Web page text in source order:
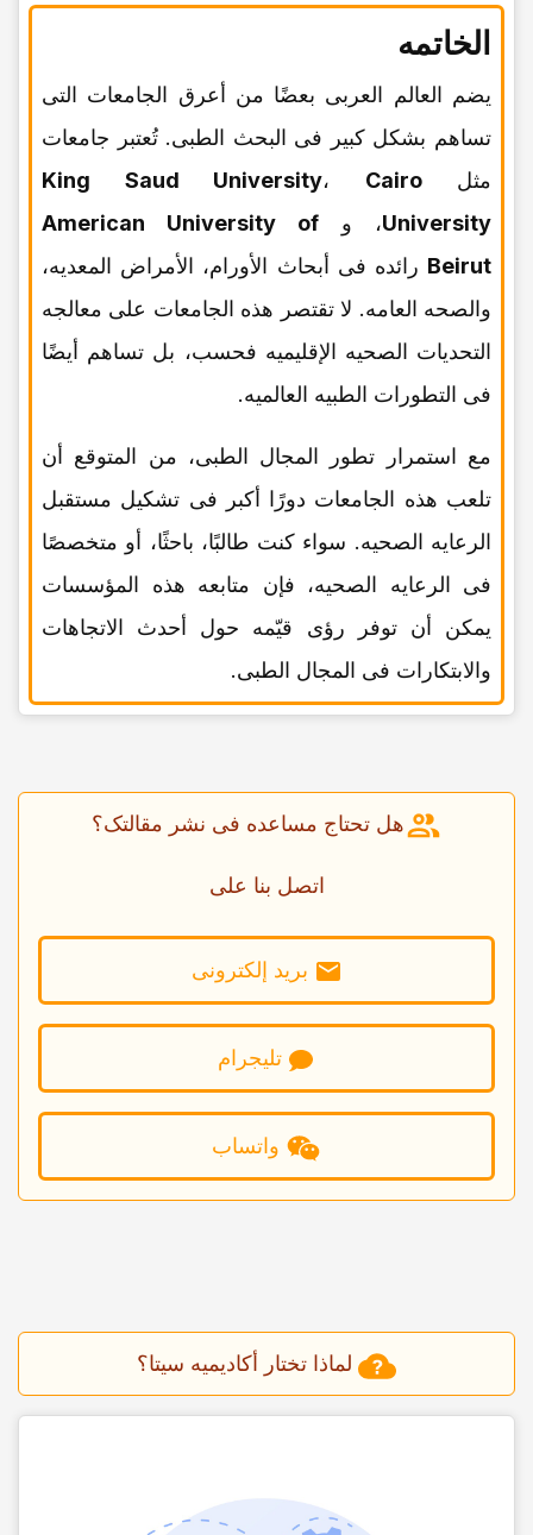
الخاتمه
یضم العالم العربی بعضًا من أعرق الجامعات التی
تساهم بشکل کبیر فی البحث الطبی. تُعتبر جامعات
مثل
King Saud University، Cairo
University، و American University of
Beirut رائده فی أبحاث الأورام، الأمراض المعدیه،
والصحه العامه. لا تقتصر هذه الجامعات على معالجه
التحدیات الصحیه الإقلیمیه فحسب، بل تساهم أیضًا
فی التطورات الطبیه العالمیه.
مع استمرار تطور المجال الطبی، من المتوقع أن
تلعب هذه الجامعات دورًا أکبر فی تشکیل مستقبل
الرعایه الصحیه. سواء کنت طالبًا، باحثًا، أو متخصصًا
فی الرعایه الصحیه، فإن متابعه هذه المؤسسات
یمکن أن توفر رؤى قیّمه حول أحدث الاتجاهات
والابتکارات فی المجال الطبی.
هل تحتاج مساعده فی نشر مقالتک؟
اتصل بنا على
برید إلکترونی
تلیجرام
واتساب
لماذا تختار أکادیمیه سیتا؟